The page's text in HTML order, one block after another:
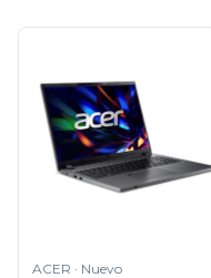
ACER · Nuevo